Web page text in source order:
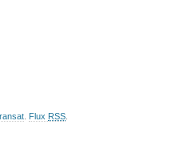
Flux RSS